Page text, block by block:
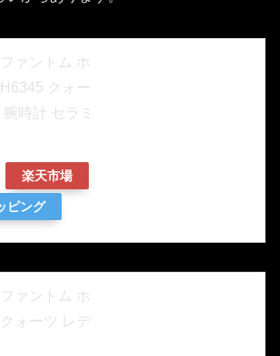
ァントム ホ
クォー
時計 セラミ
楽天市場
ピング
ァントム ホ
ォーツ レデ